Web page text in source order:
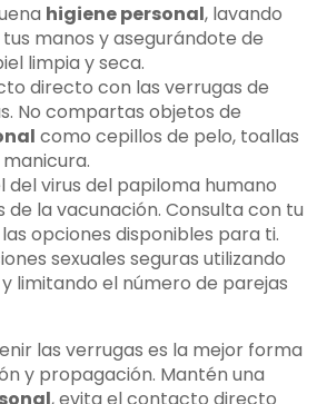
higiene personal, lavando
manos y asegurándote de
limpia y seca.
directo con las verrugas de
No compartas objetos de
como cepillos de pelo, toallas
del virus del papiloma humano
de la vacunación. Consulta con tu
opciones disponibles para ti.
sexuales seguras utilizando
limitando el número de parejas
las verrugas es la mejor forma
y propagación. Mantén una